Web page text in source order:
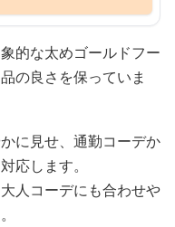
的な太めゴールドフー
の良さを保っていま
に見せ、通勤コーデか
応します。
人コーデにも合わせや